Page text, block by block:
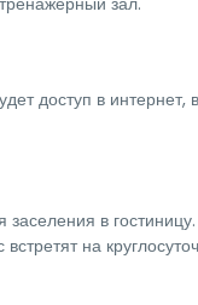
доступ в
заселения в
встретят на